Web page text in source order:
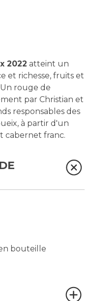
2022 atteint un
et richesse, fruits et
rouge de
par Christian et
responsables des
à partir d'un
cabernet franc.
bouteille